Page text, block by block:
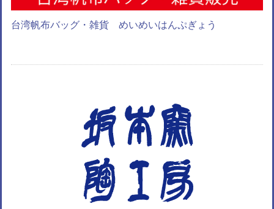
台湾帆布バッグ・雑貨 めいめいはんぷぎょう